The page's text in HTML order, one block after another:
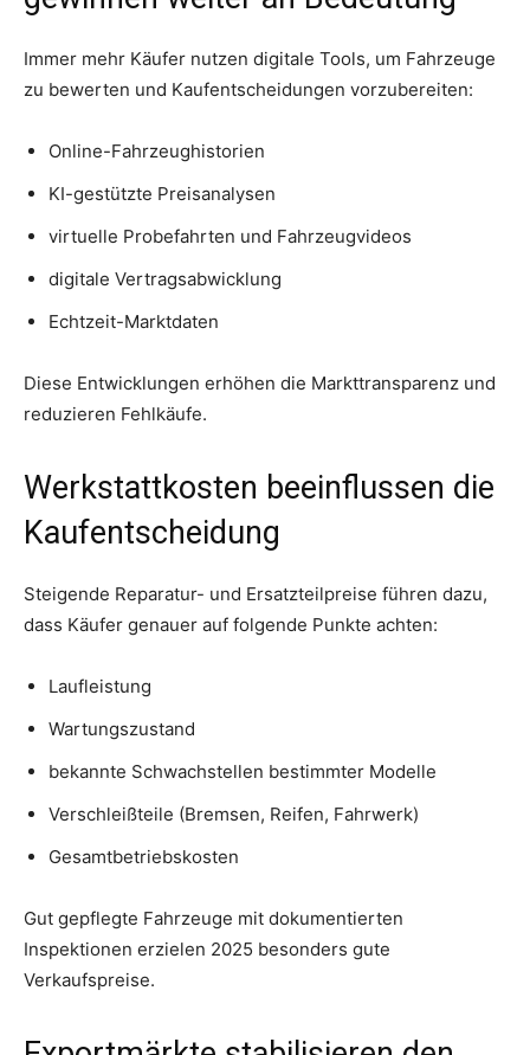
Immer mehr Käufer nutzen digitale Tools, um Fahrzeuge
zu bewerten und Kaufentscheidungen vorzubereiten:
Online-Fahrzeughistorien
KI-gestützte Preisanalysen
virtuelle Probefahrten und Fahrzeugvideos
digitale Vertragsabwicklung
Echtzeit-Marktdaten
Diese Entwicklungen erhöhen die Markttransparenz und
reduzieren Fehlkäufe.
Werkstattkosten beeinflussen die
Kaufentscheidung
Steigende Reparatur- und Ersatzteilpreise führen dazu,
dass Käufer genauer auf folgende Punkte achten:
Laufleistung
Wartungszustand
bekannte Schwachstellen bestimmter Modelle
Verschleißteile (Bremsen, Reifen, Fahrwerk)
Gesamtbetriebskosten
Gut gepflegte Fahrzeuge mit dokumentierten
Inspektionen erzielen 2025 besonders gute
Verkaufspreise.